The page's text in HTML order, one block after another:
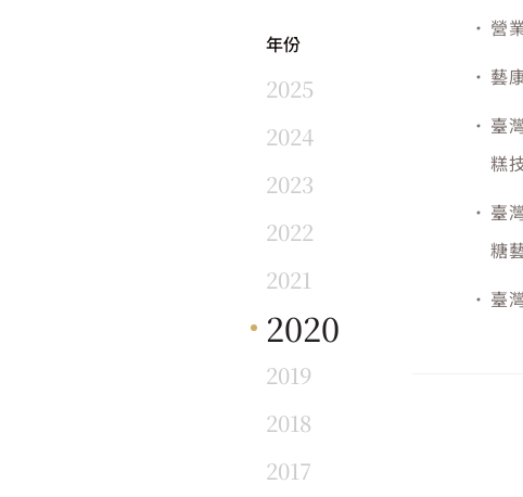
年份
2025
2024
2023
2022
2021
2020
2019
2018
2017
營
藝
臺
糕
臺
糖
臺